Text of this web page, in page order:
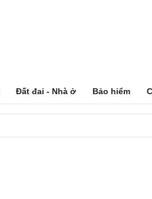
Đất đai - Nhà ở Bảo hiểm